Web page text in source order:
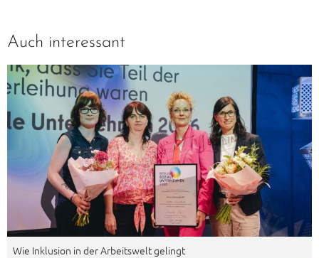
Auch interessant
Wie Inklusion in der Arbeitswelt gelingt